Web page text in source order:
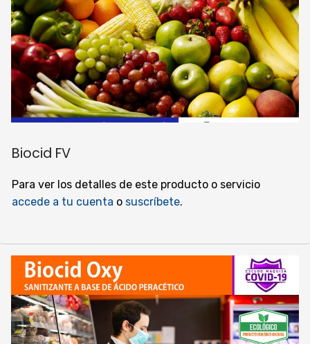
Biocid FV
Para ver los detalles de este producto o servicio
accede a tu cuenta o suscríbete.